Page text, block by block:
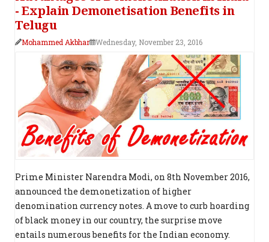
- Explain Demonetisation Benefits in
Telugu
Mohammed Akbhar Wednesday, November 23, 2016
Prime Minister Narendra Modi, on 8th November 2016,
announced the demonetization of higher
denomination currency notes. A move to curb hoarding
of black money in our country, the surprise move
entails numerous benefits for the Indian economy.